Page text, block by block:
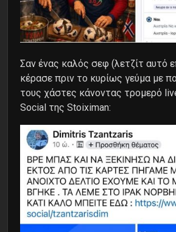
Σαν ένας καλός σεφ (λετζίτ αυτό
κέρασε πριν το κυρίως γεύμα με
τους χάστες κάνοντας τρομερό
Social της Stoiximan: